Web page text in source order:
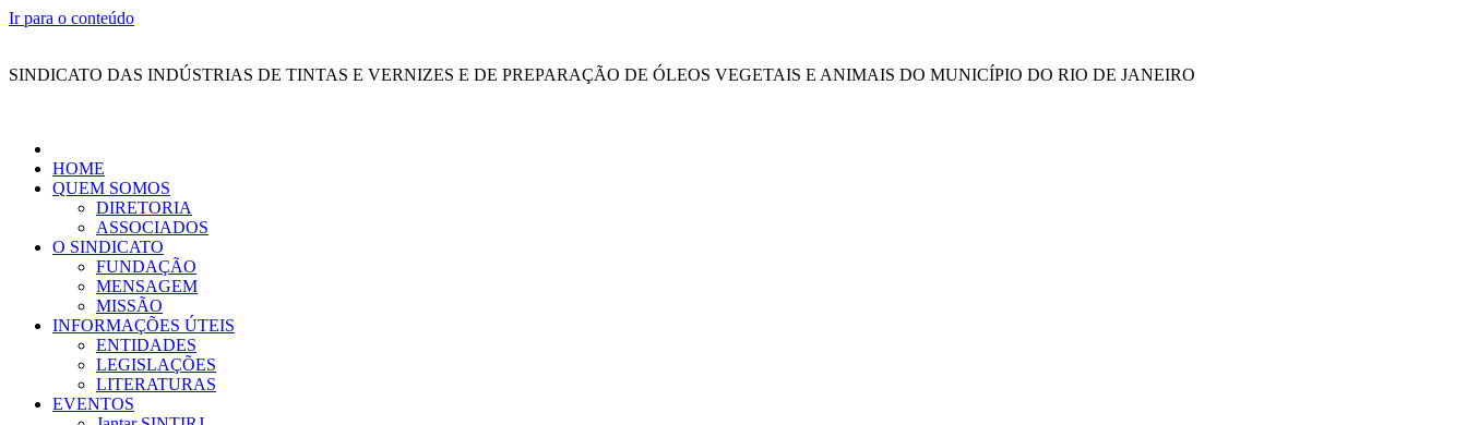
Ir para o conteúdo
SINDICATO DAS INDÚSTRIAS DE TINTAS E VERNIZES E DE PREPARAÇÃO DE ÓLEOS VEGETAIS E ANIMAIS DO MUNICÍPIO DO RIO DE JANEIRO
HOME
QUEM SOMOS
DIRETORIA
ASSOCIADOS
O SINDICATO
FUNDAÇÃO
MENSAGEM
MISSÃO
INFORMAÇÕES ÚTEIS
ENTIDADES
LEGISLAÇÕES
LITERATURAS
EVENTOS